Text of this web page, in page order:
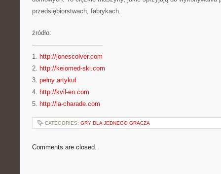
przedsiębiorstwach, fabrykach.
źródło:
———————————
1. http://jonescolver.com
2. http://keiomed-ski.com
3. pełny artykuł
4. http://kvil-en.com
5. http://la-charade.com
CATEGORIES: GRY DLA JEDNEGO GRACZA
Comments are closed.